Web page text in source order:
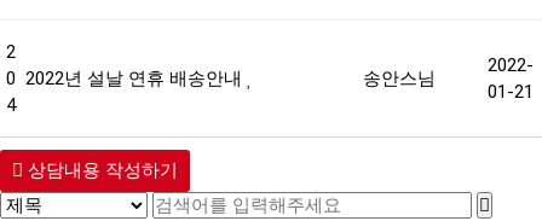
2
0
4
2022년 설날 연휴 배송안내 송안스님
2022-
01-21
상담내용 작성하기